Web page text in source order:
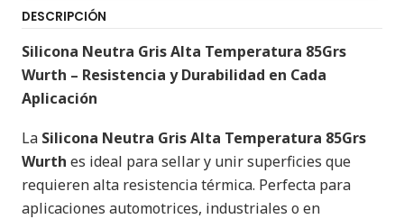
DESCRIPCIÓN
Silicona Neutra Gris Alta Temperatura 85Grs
Wurth – Resistencia y Durabilidad en Cada
Aplicación
La Silicona Neutra Gris Alta Temperatura 85Grs
Wurth es ideal para sellar y unir superficies que
requieren alta resistencia térmica. Perfecta para
aplicaciones automotrices, industriales o en